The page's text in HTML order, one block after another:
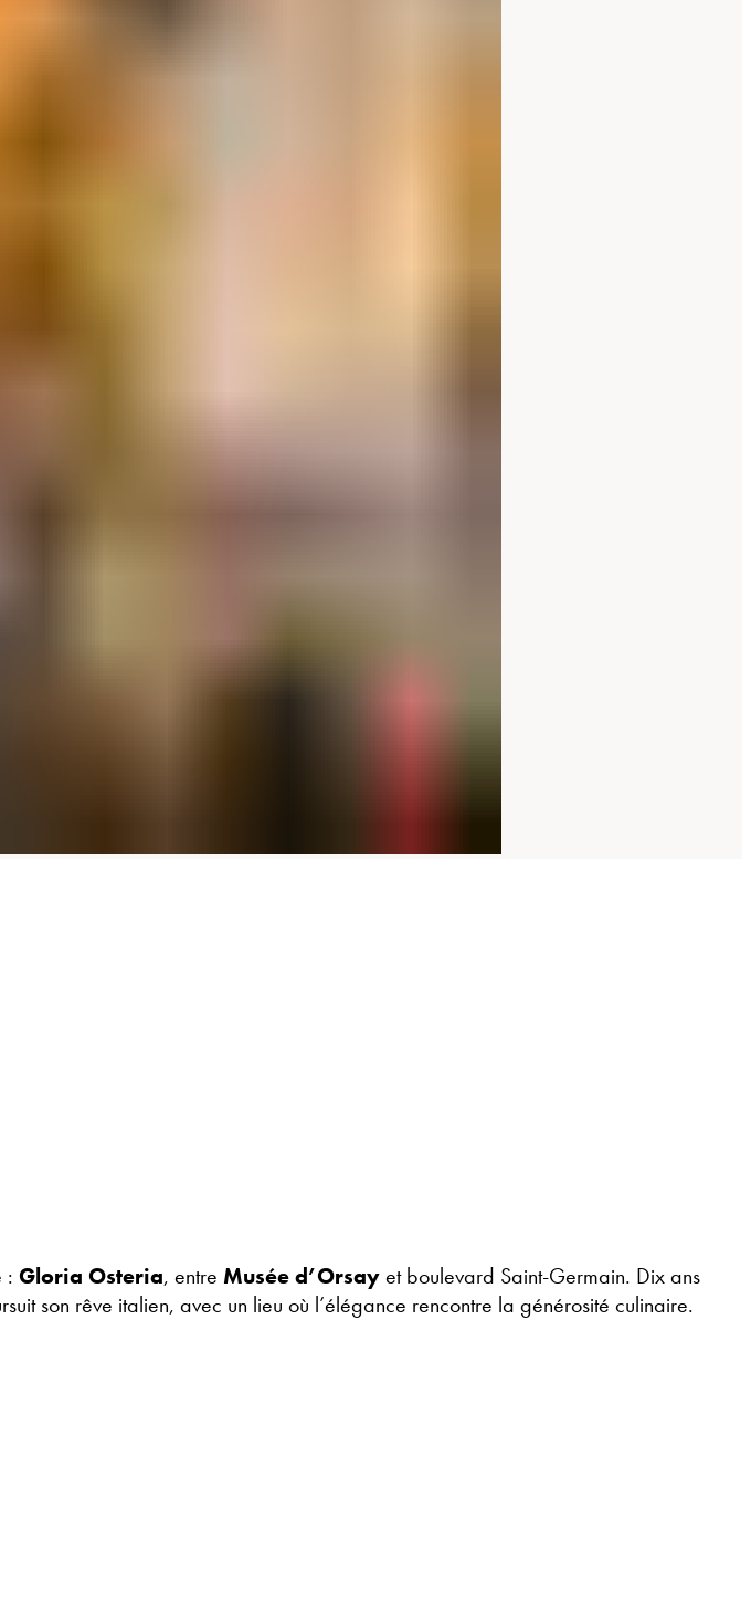
: Gloria Osteria, entre Musée d’Orsayet boulevard Saint-Germain. Dix ans
son rêve italien, avec un lieu où l’élégance rencontre la générosité culinaire.